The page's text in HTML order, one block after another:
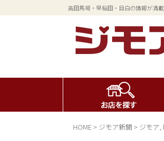
高田馬場・早稲田・目白の情報が満
HOME > ジモア新聞 > ジモア,